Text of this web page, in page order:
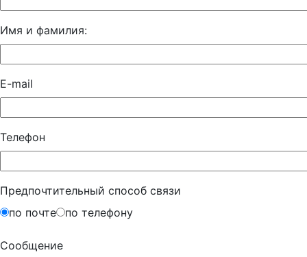
Имя и фамилия:
E-mail
Телефон
Предпочтительный способ связи
по почте
по телефону
Сообщение